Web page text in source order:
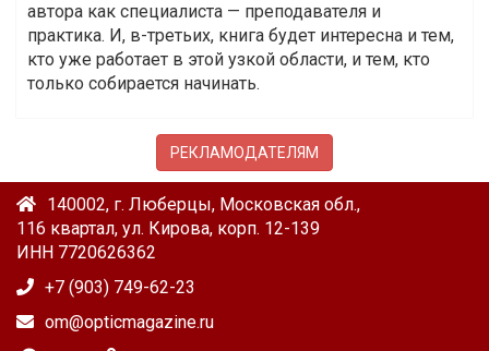
автора как специалиста — преподавателя и
практика. И, в-третьих, книга будет интересна и тем,
кто уже работает в этой узкой области, и тем, кто
только собирается начинать.
РЕКЛАМОДАТЕЛЯМ
140002, г. Люберцы, Московская обл.,
116 квартал, ул. Кирова, корп. 12-139
ИНН 7720626362
+7 (903) 749-62-23
om@opticmagazine.ru